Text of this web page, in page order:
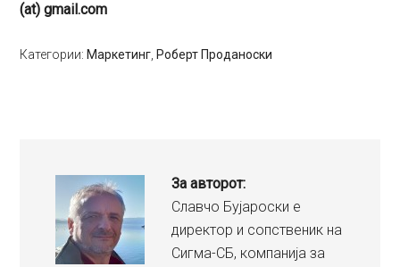
(at) gmail.com
Категории: Маркетинг Роберт Проданоски
За авторот:
Славчо Бујароски е
директор и сопственик на
Сигма-СБ, компанија за